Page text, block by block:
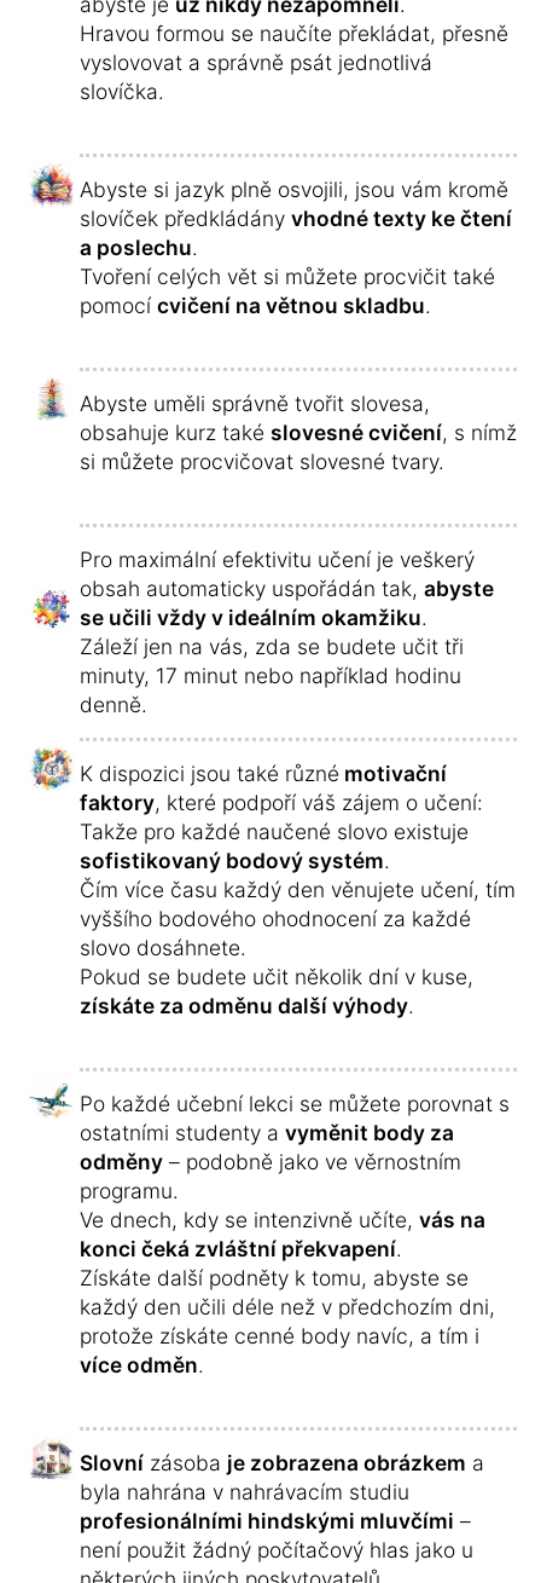
Hravou formou se naučíte překládat, přesně
vyslovovat a správně psát jednotlivá
slovíčka.
Abyste si jazyk plně osvojili, jsou vám kromě
slovíček předkládány vhodné texty ke čtení
a poslechu.
Tvoření celých vět si můžete procvičit také
pomocícvičení na větnou skladbu.
Abyste uměli správně tvořit slovesa,
obsahuje kurz také slovesné cvičení, s nímž
si můžete procvičovat slovesné tvary.
Pro maximální efektivitu učení je veškerý
obsah automaticky uspořádán tak, abyste
se učili vždy v ideálním okamžiku.
Záleží jen na vás, zda se budete učit tři
minuty, 17 minut nebo například hodinu
denně.
K dispozici jsou také různé motivační
faktory, které podpoří váš zájem o učení:
Takže pro každé naučené slovo existuje
sofistikovaný bodový systém.
Čím více času každý den věnujete učení, tím
vyššího bodového ohodnocení za každé
slovo dosáhnete.
Pokud se budete učit několik dní v kuse,
získáte za odměnu další výhody.
Po každé učební lekci se můžete porovnat s
ostatními studenty a vyměnit body za
odměny – podobně jako ve věrnostním
programu.
Ve dnech, kdy se intenzivně učíte, vás na
konci čeká zvláštní překvapení.
Získáte další podněty k tomu, abyste se
každý den učili déle než v předchozím dni,
protože získáte cenné body navíc, a tím i
více odměn.
Slovní zásoba je zobrazena obrázkem a
byla nahrána v nahrávacím studiu
profesionálními hindskými mluvčími –
není použit žádný počítačový hlas jako u